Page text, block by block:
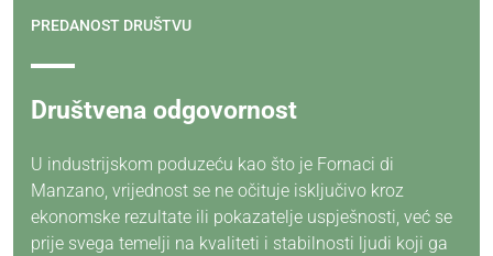
PREDANOST DRUŠTVU
Društvena odgovornost
U industrijskom poduzeću kao što je Fornaci di
Manzano, vrijednost se ne očituje isključivo kroz
ekonomske rezultate ili pokazatelje uspješnosti, već se
prije svega temelji na kvaliteti i stabilnosti ljudi koji ga